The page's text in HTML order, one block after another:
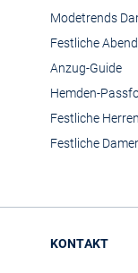
Modetrends
Festliche
Anzug-Guide
Hemden-
Festliche
Festliche
KONTAKT